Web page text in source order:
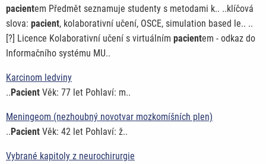
pacientem Předmět seznamuje studenty s metodami k.. ..klíčová
slova: pacient, kolaborativní učení, OSCE, simulation based le.. ..
[?] Licence Kolaborativní učení s virtuálním pacientem - odkaz do
Informačního systému MU..
Karcinom ledviny
..Pacient Věk: 77 let Pohlaví: m..
Meningeom (nezhoubný novotvar mozkomíšních plen)
..Pacient Věk: 42 let Pohlaví: ž..
Vybrané kapitoly z neurochirurgie